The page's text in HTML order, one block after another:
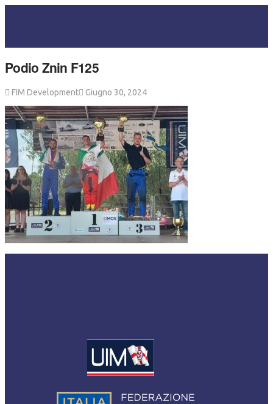
Podio Znin F125
FIM Development Giugno 30, 2024